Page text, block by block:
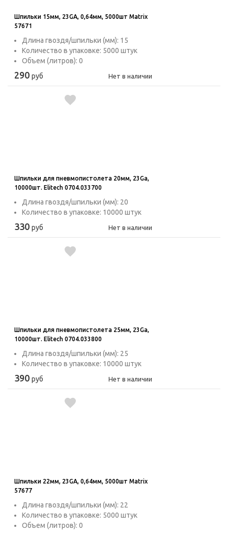
Шпильки 15мм, 23GA, 0,64мм, 5000шт Matrix
57671
Длина гвоздя/шпильки (мм): 15
Количество в упаковке: 5000 штук
Объем (литров): 0
290 руб Нет в наличии
Шпильки для пневмопистолета 20мм, 23Ga,
10000шт. Elitech 0704.033700
Длина гвоздя/шпильки (мм): 20
Количество в упаковке: 10000 штук
330 руб Нет в наличии
Шпильки для пневмопистолета 25мм, 23Ga,
10000шт. Elitech 0704.033800
Длина гвоздя/шпильки (мм): 25
Количество в упаковке: 10000 штук
390 руб Нет в наличии
Шпильки 22мм, 23GA, 0,64мм, 5000шт Matrix
57677
Длина гвоздя/шпильки (мм): 22
Количество в упаковке: 5000 штук
Объем (литров): 0